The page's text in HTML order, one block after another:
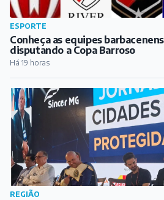
ESPORTE
Conheça as equipes
disputando a Copa Barroso
Há 19 horas
REGIÃO